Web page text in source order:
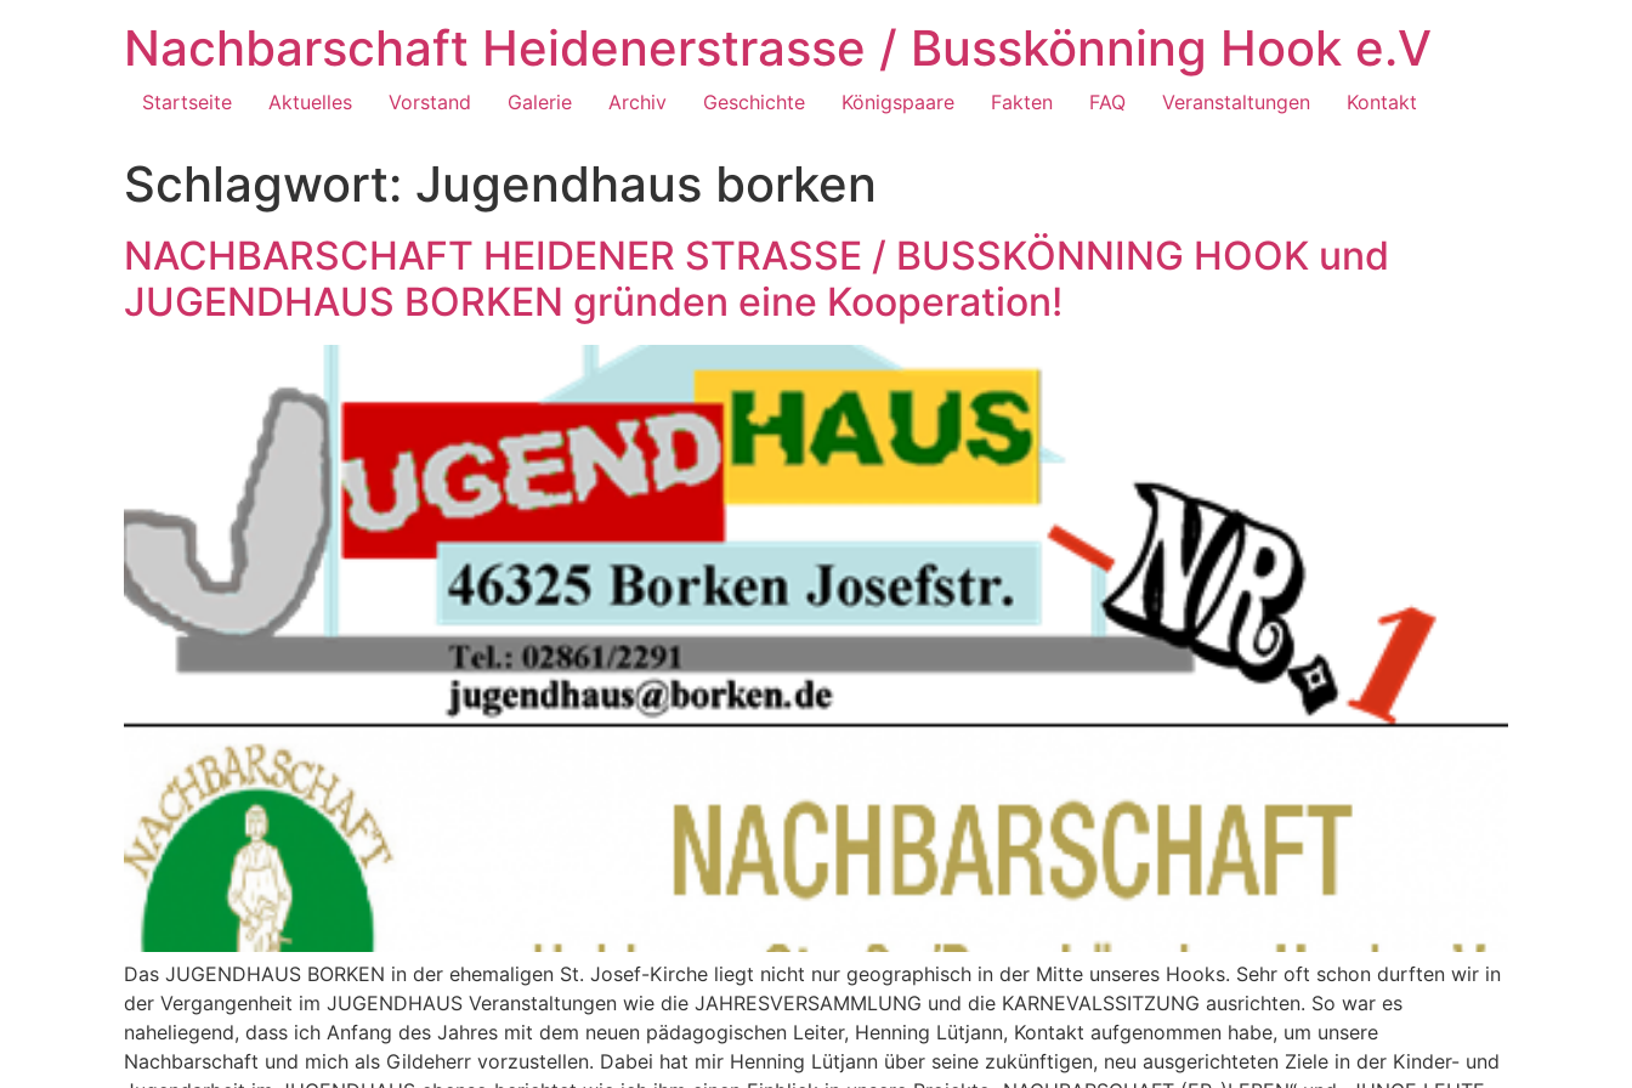
Nachbarschaft Heidenerstrasse / Busskönning Hook e.V
Startseite Aktuelles Vorstand Galerie Archiv Geschichte Königspaare Fakten FAQ Veranstaltungen Kontakt
Schlagwort: Jugendhaus borken
NACHBARSCHAFT HEIDENER STRASSE / BUSSKÖNNING HOOK und
JUGENDHAUS BORKEN gründen eine Kooperation!
Das JUGENDHAUS BORKEN in der ehemaligen St. Josef-Kirche liegt nicht nur geographisch in der Mitte unseres Hooks. Sehr oft schon durften wir in
der Vergangenheit im JUGENDHAUS Veranstaltungen wie die JAHRESVERSAMMLUNG und die KARNEVALSSITZUNG ausrichten. So war es
naheliegend, dass ich Anfang des Jahres mit dem neuen pädagogischen Leiter, Henning Lütjann, Kontakt aufgenommen habe, um unsere
Nachbarschaft und mich als Gildeherr vorzustellen. Dabei hat mir Henning Lütjann über seine zukünftigen, neu ausgerichteten Ziele in der Kinder- und